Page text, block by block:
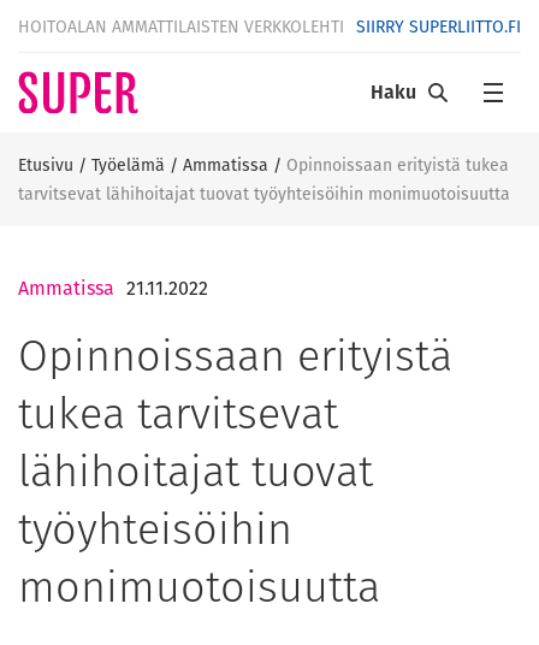
HOITOALAN AMMATTILAISTEN VERKKOLEHTI SIIRRY SUPERLIITTO.FI
Haku
Etusivu / Työelämä / Ammatissa / Opinnoissaan erityistä tukea
tarvitsevat lähihoitajat tuovat työyhteisöihin monimuotoisuutta
Ammatissa 21.11.2022
Opinnoissaan erityistä
tukea tarvitsevat
lähihoitajat tuovat
työyhteisöihin
monimuotoisuutta